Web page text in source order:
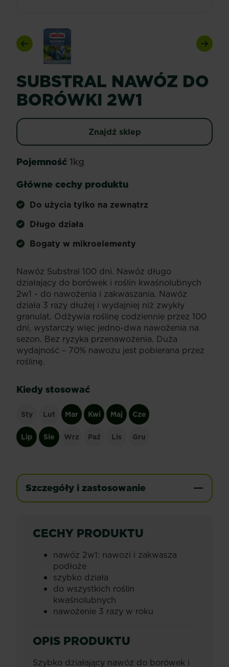
Previous Next
SUBSTRAL NAWÓZ DO
BORÓWKI 2W1
Znajdź sklep
Pojemność 1kg
Główne cechy produktu
Do użycia tylko na zewnątrz
Długo działa
Bogaty w mikroelementy
Nawóz Substral 100 dni. Nawóz długo
działający do borówek i roślin kwaśnolubnych
2w1 - do nawożenia i zakwaszania. Nawóz
działa 3 razy dłużej i wydajniej niż zwykły
granulat. Odżywia roślinę codziennie przez 100
dni, wystarczy więc jedno-dwa nawożenia na
sezon. Bez ryzyka przenawożenia. Duża
wydajność – 70% nawozu jest pobierana przez
roślinę.
Kiedy stosować
Sty Lut Mar Kwi Maj Cze
Lip Sie Wrz Paź Lis Gru
Szczegóły i zastosowanie
CECHY PRODUKTU
nawóz 2w1: nawozi i zakwasza
podłoże
szybko działa
do wszystkich roślin
kwaśnolubnych
nawożenie 3 razy w roku
OPIS PRODUKTU
Szybko działający nawóz do borówek i